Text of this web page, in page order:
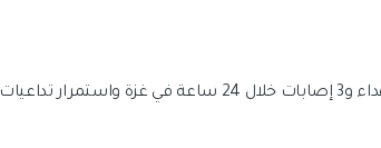
وزارة الصحة: 3 شهداء و3 إصابات خلال 24 ساعة في غزة واستمرار تداعيات